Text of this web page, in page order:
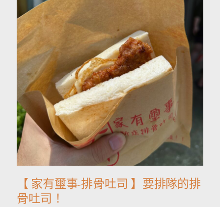
【 家有璽事-排骨吐司 】要排隊的排
骨吐司！